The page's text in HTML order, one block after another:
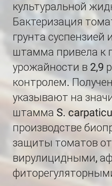
культуральной
Бактеризация
грунта суспензией
штамма привела
урожайности в 2,9
контролем.
указывают на
штамма S.
производстве
защиты томатов
вирулицидными,